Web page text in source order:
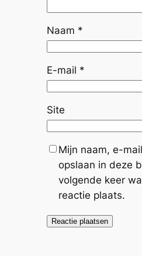
Naam *
E-mail *
Site
Mijn naam, e-
opslaan in deze
volgende keer
reactie plaats.